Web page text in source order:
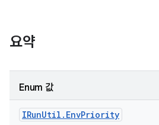
요약
Enum 값
IRunUtil . EnvPriority